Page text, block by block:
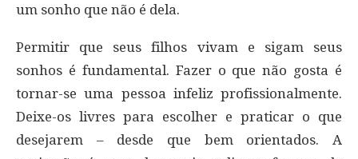
um sonho que não é dela.
Permitir que seus filhos vivam e sigam seus
sonhos é fundamental. Fazer o que não gosta é
tornar-se uma pessoa infeliz profissionalmente.
Deixe-os livres para escolher e praticar o que
desejarem – desde que bem orientados. A